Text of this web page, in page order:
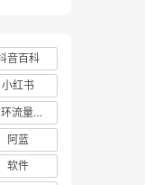
音百科
小红书
循环流量实验室
阿蓝
软件